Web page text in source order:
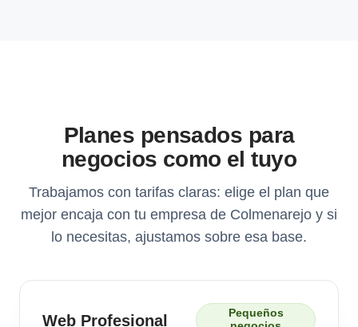
Planes pensados para
negocios como el tuyo
Trabajamos con tarifas claras: elige el plan que
mejor encaja con tu empresa de Colmenarejo y si
lo necesitas, ajustamos sobre esa base.
Web Profesional
Pequeños